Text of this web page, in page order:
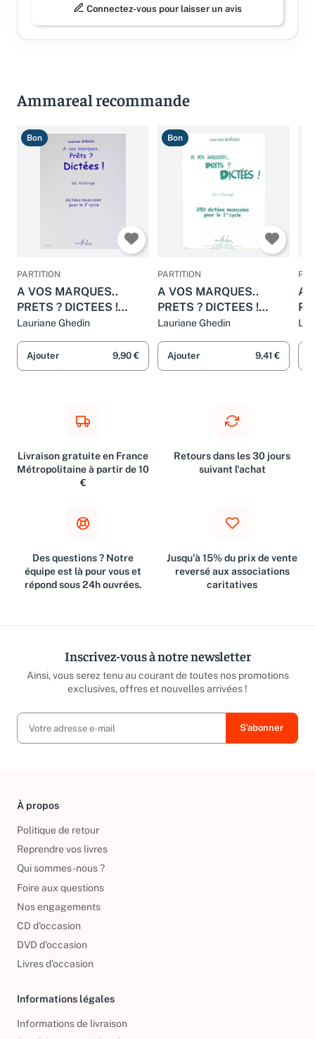
Connectez-vous pour laisser un avis
Ammareal recommande
Bon
PARTITION
A VOS MARQUES..
PRETS ? DICTEES !
VOL.4 CORRIGES
Lauriane Ghedin
Ajouter 9,90 €
Bon
PARTITION
A VOS MARQUES..
PRETS ? DICTEES !
VOL.1 CORRIGES
Lauriane Ghedin
Ajouter 9,41 €
A
Livraison gratuite en France
Métropolitaine à partir de 10
€
Retours dans les 30 jours
suivant l'achat
Des questions ? Notre
équipe est là pour vous et
répond sous 24h ouvrées.
Jusqu'à 15% du prix de vente
reversé aux associations
caritatives
Inscrivez-vous à notre newsletter
Ainsi, vous serez tenu au courant de toutes nos promotions
exclusives, offres et nouvelles arrivées !
À propos
Politique de retour
Reprendre vos livres
Qui sommes-nous ?
Foire aux questions
Nos engagements
CD d'occasion
DVD d'occasion
Livres d’occasion
Informations légales
Informations de livraison